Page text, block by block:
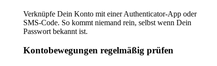
Verknüpfe Dein Konto mit einer Authenticator-App oder
SMS-Code. So kommt niemand rein, selbst wenn Dein
Passwort bekannt ist.
Kontobewegungen regelmäßig prüfen